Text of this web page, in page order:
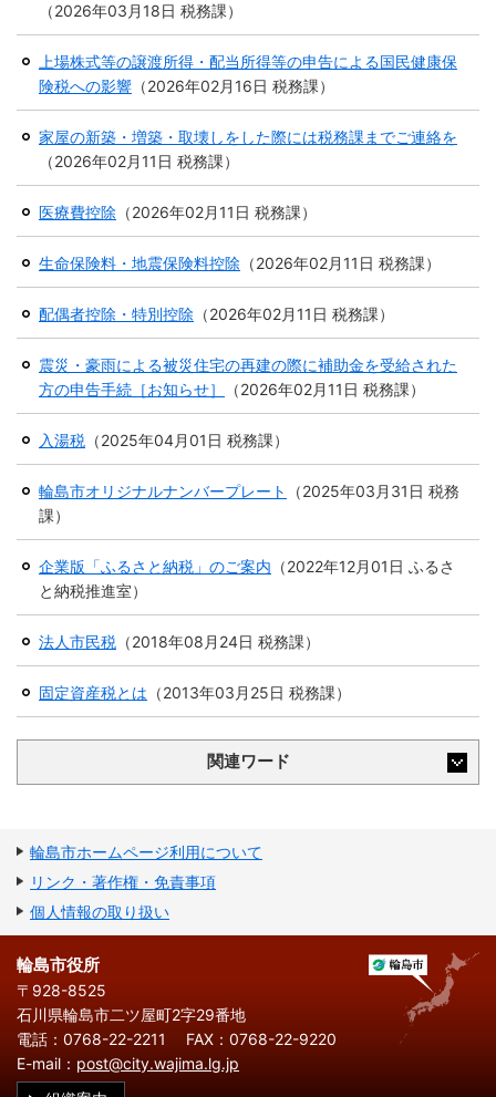
（2026年03月18日 税務課）
上場株式等の譲渡所得・配当所得等の申告による国民健康保
険税への影響 （2026年02月16日 税務課）
家屋の新築・増築・取壊しをした際には税務課までご連絡を
（2026年02月11日 税務課）
医療費控除 （2026年02月11日 税務課）
生命保険料・地震保険料控除 （2026年02月11日 税務課）
配偶者控除・特別控除 （2026年02月11日 税務課）
震災・豪雨による被災住宅の再建の際に補助金を受給された
方の申告手続［お知らせ］
（2026年02月11日 税務課）
入湯税 （2025年04月01日 税務課）
輪島市オリジナルナンバープレート （2025年03月31日 税務
課）
企業版「ふるさと納税」のご案内 （2022年12月01日 ふるさ
と納税推進室）
法人市民税 （2018年08月24日 税務課）
固定資産税とは （2013年03月25日 税務課）
関連ワード
輪島市ホームページ利用について
リンク・著作権・免責事項
個人情報の取り扱い
輪島市役所
〒928-8525
石川県輪島市二ツ屋町2字29番地
電話：0768-22-2211
FAX：0768-22-9220
E-mail： post@city.wajima.lg.jp